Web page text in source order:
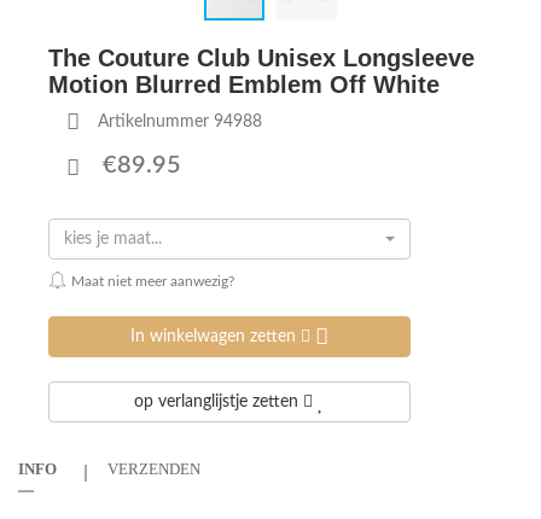
The Couture Club Unisex Longsleeve
Motion Blurred Emblem Off White
Artikelnummer 94988
€89.95
kies je maat...
Maat niet meer aanwezig?
In winkelwagen zetten
op verlanglijstje zetten
INFO VERZENDEN